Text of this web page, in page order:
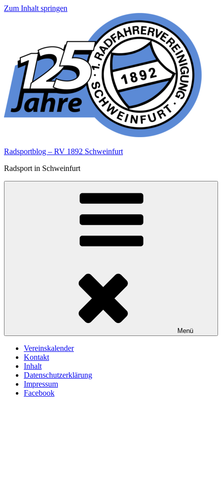
Zum Inhalt springen
Radsportblog – RV 1892 Schweinfurt
Radsport in Schweinfurt
Menü
Vereinskalender
Kontakt
Inhalt
Datenschutzerklärung
Impressum
Facebook